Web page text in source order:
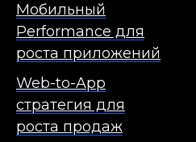
Мобильный
Performance для
роста приложений
Web-to-App
стратегия для
роста продаж